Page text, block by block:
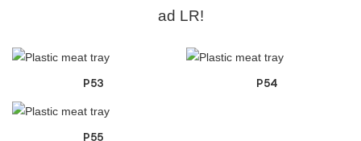
ad LR!
P53 P54
P55